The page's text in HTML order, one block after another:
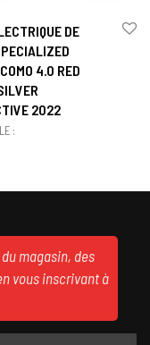
DE
4.0 RED
2022
:
magasin, des
vous inscrivant à